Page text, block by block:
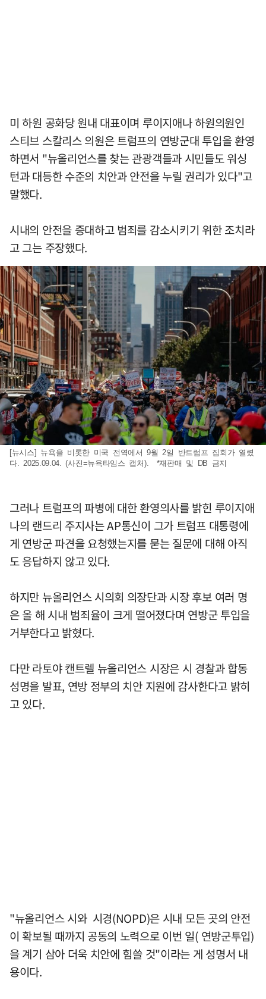
미 하원 공화당 원내 대표이며 루이지애나 하원의원인
스티브 스칼리스 의원은 트럼프의 연방군대 투입을 환영
하면서 "뉴올리언스를 찾는 관광객들과 시민들도 워싱
턴과 대등한 수준의 치안과 안전을 누릴 권리가 있다"고
말했다.
시내의 안전을 증대하고 범죄를 감소시키기 위한 조치라
고 그는 주장했다.
[뉴시스] 뉴욕을 비롯한 미국 전역에서 9월 2일 반트럼프 집회가 열렸
다. 2025.09.04. (사진=뉴욕타임스 캡처). *재판매 및 DB 금지
그러나 트럼프의 파병에 대한 환영의사를 밝힌 루이지애
나의 랜드리 주지사는 AP통신이 그가 트럼프 대통령에
게 연방군 파견을 요청했는지를 묻는 질문에 대해 아직
도 응답하지 않고 있다.
하지만 뉴올리언스 시의회 의장단과 시장 후보 여러 명
은 올 해 시내 범죄율이 크게 떨어졌다며 연방군 투입을
거부한다고 밝혔다.
다만 라토야 캔트렐 뉴올리언스 시장은 시 경찰과 합동
성명을 발표, 연방 정부의 치안 지원에 감사한다고 밝히
고 있다.
"뉴올리언스 시와 시경(NOPD)은 시내 모든 곳의 안전
이 확보될 때까지 공동의 노력으로 이번 일( 연방군투입)
을 계기 삼아 더욱 치안에 힘쓸 것"이라는 게 성명서 내
용이다.